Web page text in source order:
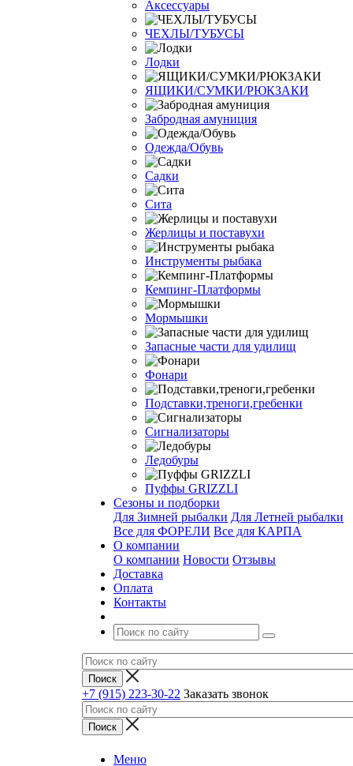
Аксессуары
ЧЕХЛЫ/ТУБУСЫ
Лодки
ЯЩИКИ/СУМКИ/РЮКЗАКИ
Забродная амуниция
Одежда/Обувь
Садки
Сита
Жерлицы и поставухи
Инструменты рыбака
Кемпинг-Платформы
Мормышки
Запасные части для удилищ
Фонари
Подставки,треноги,гребенки
Сигнализаторы
Ледобуры
Пуффы GRIZZLI
Сезоны и подборки
Для Зимней рыбалки Для Летней рыбалки
Все для ФОРЕЛИ Все для КАРПА
О компании
О компании Новости Отзывы
Доставка
Оплата
Контакты
+7 (915) 223-30-22 Заказать звонок
Меню